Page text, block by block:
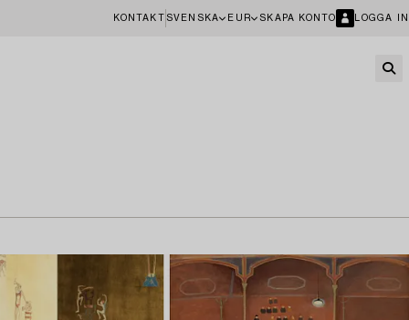
KONTAKT SVENSKA EUR SKAPA KONTO LOGGA IN